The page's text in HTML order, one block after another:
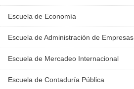
Escuela de Economía
Escuela de Administración de Empresas
Escuela de Mercadeo Internacional
Escuela de Contaduría Pública